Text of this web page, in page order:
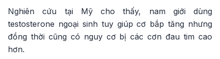
Nghiên cứu tại Mỹ cho thấy, nam giới dùng
testosterone ngoại sinh tuy giúp cơ bắp tăng nhưng
đồng thời cũng có nguy cơ bị các cơn đau tim cao
hơn.